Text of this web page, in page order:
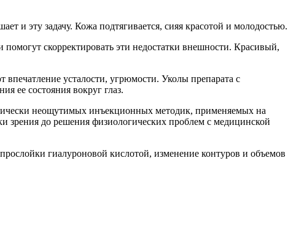
и эту задачу. Кожа подтягивается, сияя красотой и молодостью.
скорректировать эти недостатки внешности. Красивый,
усталости, угрюмости. Уколы препарата с
ее состояния вокруг глаз.
неощутимых инъекционных методик, применяемых на
зрения до решения физиологических проблем с медицинской
гиалуроновой кислотой, изменение контуров и объемов